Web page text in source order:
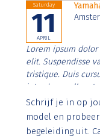
Saturday
11
APRIL
Lorem ipsum
elit. Suspendisse
tristique. Duis
interdum nulla, ut
Aenean faucibus
imperdiet. Nunc
Schrijf je in op
model en
begeleiding uit.